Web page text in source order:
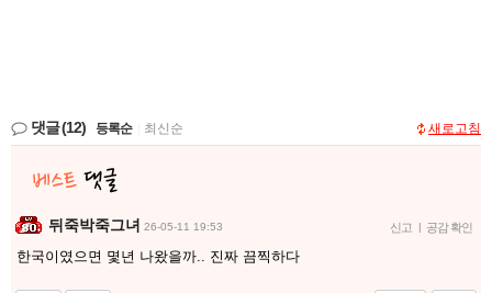
댓글(12) 등록순 최신순 새로고침
뒤죽박죽그녀 26-05-11 19:53 신고 공감 확인
한국이였으면 몇년 나왔을까.. 진짜 끔찍하다